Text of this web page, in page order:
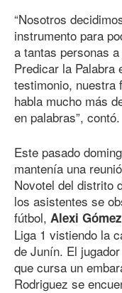
“Nosotros
instrumento para
a tantas personas
Predicar la Palabra
testimonio, nuestra
habla mucho más
en palabras”, contó.
Este pasado
mantenía una
Novotel del distrito
los asistentes se
fútbol, Alexi Gómez
Liga 1 vistiendo la
de Junín. El
que cursa un
Rodriguez se